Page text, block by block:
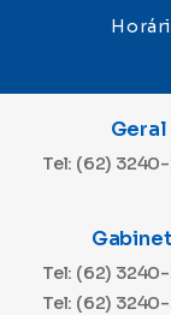
Geral
Tel: (62) 3240-
Tel: (62)
Tel: (62)